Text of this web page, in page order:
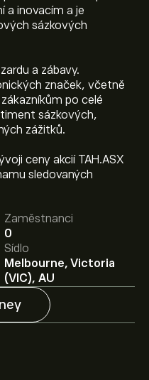
a inovacím a je
sázkových
a zábavy.
značek, včetně
po celé
sázkových,
zážitků.
ceny akcií TAH.ASX
sledovaných
Zaměstnanci
0
Sídlo
Melbourne, Victoria
(VIC), AU
0.885‎A$‎.
Holdings
sena eToro a získejte
cíle.
Tabcorp Holdings
finančních zpráv a
na prognózu
Limited je 2.04B‎A$‎